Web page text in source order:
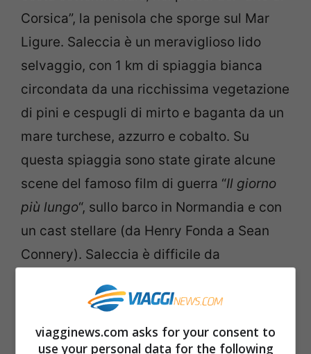
Corsica”, la penisola che sporge sul Mar
Ligure. Saleccia è un meraviglioso lido
selvaggio, con 1 km di spiaggia bianca
circondata da una ricchissima vegetazione
di pini e cespugli di mirto e baganta da un
mare turchese, azzurro e cobalto. Su
questa spiaggia sono state girate alcune
scene del famoso film di guerra “Il giorno
più lungo“, sullo barco in Normandia e con
un cast stellare (da Henry Fonda a Sean
Connery). Saleccia è difficile da
bella d’Europa è in Corsica: un paradiso a
viagginews.com asks for your consent to
use your personal data for the following